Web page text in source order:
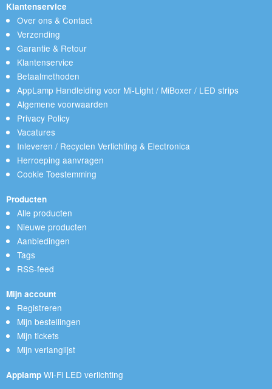
Klantenservice
Over ons & Contact
Verzending
Garantie & Retour
Klantenservice
Betaalmethoden
AppLamp Handleiding voor Mi-Light / MiBoxer / LED strips
Algemene voorwaarden
Privacy Policy
Vacatures
Inleveren / Recyclen Verlichting & Electronica
Herroeping aanvragen
Cookie Toestemming
Producten
Alle producten
Nieuwe producten
Aanbiedingen
Tags
RSS-feed
Mijn account
Registreren
Mijn bestellingen
Mijn tickets
Mijn verlanglijst
Applamp Wi-Fi LED verlichting